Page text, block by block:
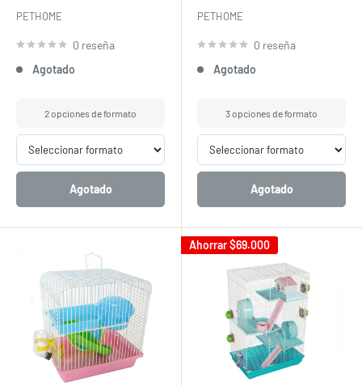
PETHOME
0 reseña
Agotado
2 opciones de formato
Agotado
PETHOME
0 reseña
Agotado
3 opciones de formato
Agotado
Ahorrar$69.000